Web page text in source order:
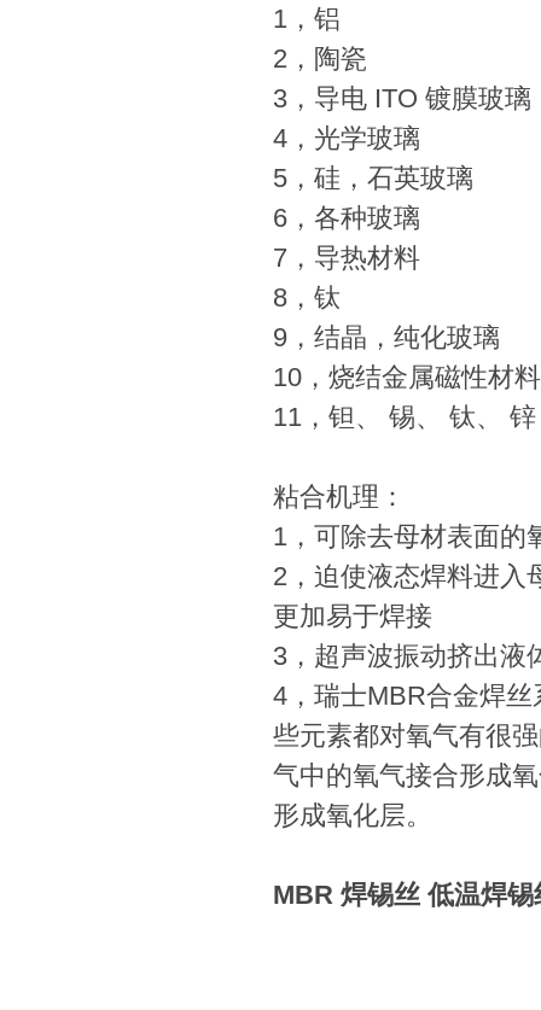
1，铝
2，陶瓷
3，导电 ITO 镀膜玻璃
4，光学玻璃
5，硅，石英玻璃
6，各种玻璃
7，导热材料
8，钛
9，结晶，纯化玻璃
10，烧结金属磁性材料
11，钽、 锡、 钛、 锌
粘合机理：
1，可除去母材表面的
2，迫使液态焊料进入
更加易于焊接
3，超声波振动挤出液
4，瑞士MBR合金焊
些元素都对氧气有很
气中的氧气接合形成
形成氧化层。
MBR 焊锡丝 低温焊